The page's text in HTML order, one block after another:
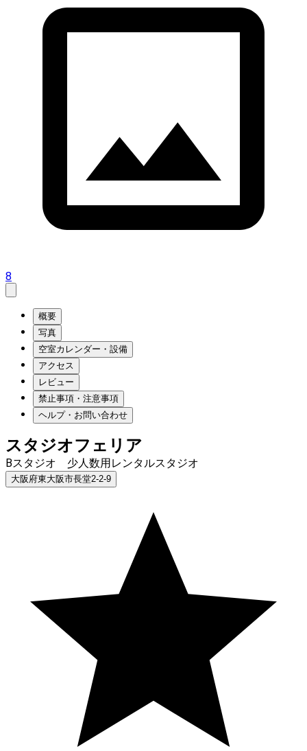
8
概要
写真
空室カレンダー・設備
アクセス
レビュー
禁止事項・注意事項
ヘルプ・お問い合わせ
スタジオフェリア
Bスタジオ 少人数用レンタルスタジオ
大阪府東大阪市長堂2-2-9